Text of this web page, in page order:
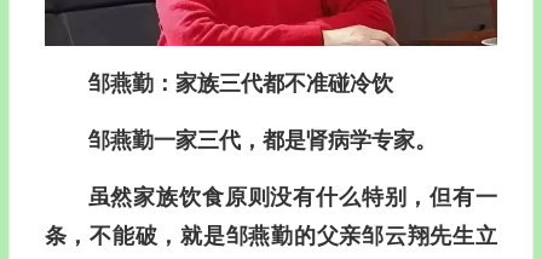
邹燕勤：家族三代都不准碰冷饮
邹燕勤一家三代，都是肾病学专家。
虽然家族饮食原则没有什么特别，但有一
条，不能破，就是邹燕勤的父亲邹云翔先生立